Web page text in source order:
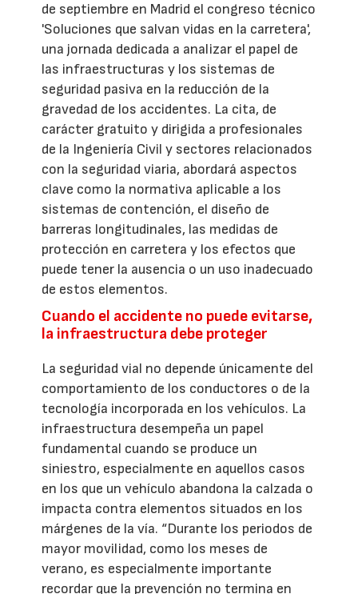
de septiembre en Madrid el congreso técnico
'Soluciones que salvan vidas en la carretera',
una jornada dedicada a analizar el papel de
las infraestructuras y los sistemas de
seguridad pasiva en la reducción de la
gravedad de los accidentes. La cita, de
carácter gratuito y dirigida a profesionales
de la Ingeniería Civil y sectores relacionados
con la seguridad viaria, abordará aspectos
clave como la normativa aplicable a los
sistemas de contención, el diseño de
barreras longitudinales, las medidas de
protección en carretera y los efectos que
puede tener la ausencia o un uso inadecuado
de estos elementos.
Cuando el accidente no puede evitarse,
la infraestructura debe proteger
La seguridad vial no depende únicamente del
comportamiento de los conductores o de la
tecnología incorporada en los vehículos. La
infraestructura desempeña un papel
fundamental cuando se produce un
siniestro, especialmente en aquellos casos
en los que un vehículo abandona la calzada o
impacta contra elementos situados en los
márgenes de la vía. “Durante los periodos de
mayor movilidad, como los meses de
verano, es especialmente importante
recordar que la prevención no termina en